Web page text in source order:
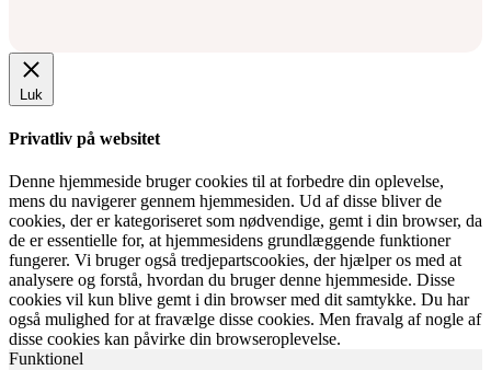
Luk
Privatliv på websitet
Denne hjemmeside bruger cookies til at forbedre din oplevelse,
mens du navigerer gennem hjemmesiden. Ud af disse bliver de
cookies, der er kategoriseret som nødvendige, gemt i din browser, da
de er essentielle for, at hjemmesidens grundlæggende funktioner
fungerer. Vi bruger også tredjepartscookies, der hjælper os med at
analysere og forstå, hvordan du bruger denne hjemmeside. Disse
cookies vil kun blive gemt i din browser med dit samtykke. Du har
også mulighed for at fravælge disse cookies. Men fravalg af nogle af
disse cookies kan påvirke din browseroplevelse.
Funktionel